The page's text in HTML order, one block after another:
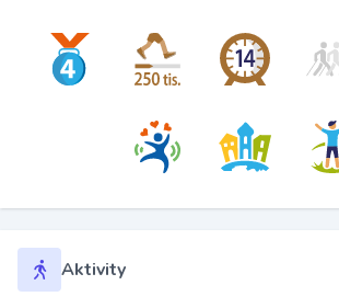
Aktivity